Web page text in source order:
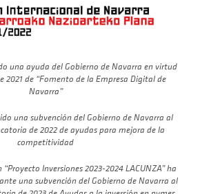
una ayuda del Gobierno de Navarra en virtud
2021 de “Fomento de la Empresa Digital de
Navarra”
una subvención del Gobierno de Navarra al
de 2022 de ayudas para mejora de la
competitividad
Inversiones 2023-2024 LACUNZA” ha
una subvención del Gobierno de Navarra al